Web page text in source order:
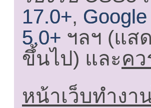
17.0+,
5.0+ ฯลฯ (แส
ขึ้นไป) และคว
หน้าเว็บทำงา